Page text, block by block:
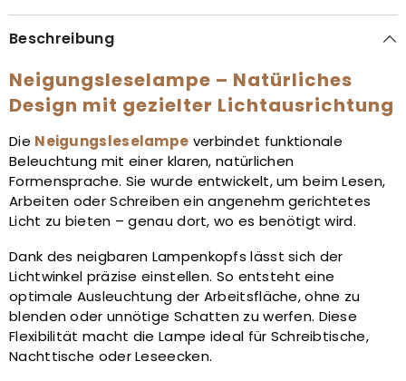
Beschreibung
Neigungsleselampe – Natürliches
Design mit gezielter Lichtausrichtung
Die Neigungsleselampe verbindet funktionale
Beleuchtung mit einer klaren, natürlichen
Formensprache. Sie wurde entwickelt, um beim Lesen,
Arbeiten oder Schreiben ein angenehm gerichtetes
Licht zu bieten – genau dort, wo es benötigt wird.
Dank des neigbaren Lampenkopfs lässt sich der
Lichtwinkel präzise einstellen. So entsteht eine
optimale Ausleuchtung der Arbeitsfläche, ohne zu
blenden oder unnötige Schatten zu werfen. Diese
Flexibilität macht die Lampe ideal für Schreibtische,
Nachttische oder Leseecken.